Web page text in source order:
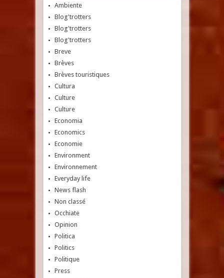
Ambiente
Blog'trotters
Blog'trotters
Blog'trotters
Breve
Brèves
Brèves touristiques
Cultura
Culture
Culture
Economia
Economics
Economie
Environment
Environnement
Everyday life
News flash
Non classé
Occhiate
Opinion
Politica
Politics
Politique
Press